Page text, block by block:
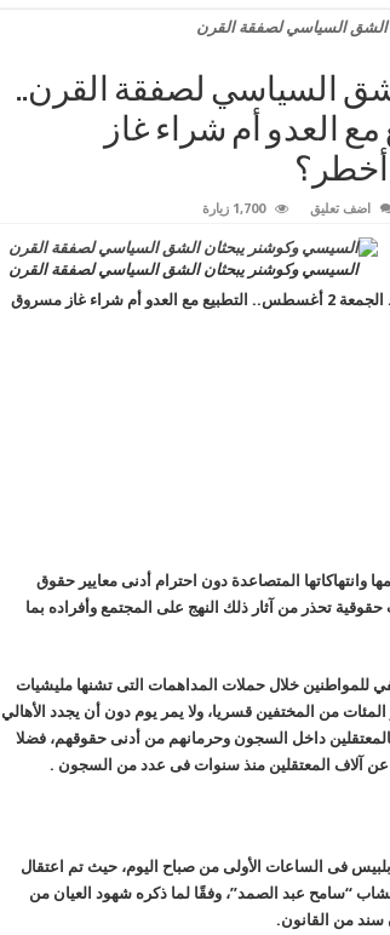
السياسي لصفقة القرن
السياسي لصفقة القرن..
مع العدو أم شراء غاز
اضف تعليق 1,700 زيارة
السيسي وكوشنر يبحثان الشق السياسي لصفقة القرن
السيسي وكوشنر يبحثان الشق السياسي لصفقة القرن.. الجمعة 2 أغسطس.. التطبيع مع العدو أم شراء غاز مسروق
وانتهاكاتها المتصاعدة دون احترام أدنى معايير حقوق
تحذر من آثار ذلك النهج على المجتمع وأفراده بما
للمواطنين خلال حملات المداهمات التى تشنها مليشيات
من المختفين قسريا، ولا يمر يوم دون أن يجدد الأهالي
داخل السجون وحرمانهم من أدنى حقوقهم، فضلا
عن آلاف المعتقلين منذ سنوات فى عدد من السجون .
فى الساعات الأولى من صباح اليوم، حيث تم اعتقال
“سامح عبد الصمد”، وفقًا لما ذكره شهود العيان من
سند من القانون.